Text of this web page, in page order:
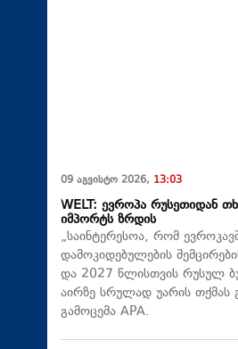
09 აგვისტო 2026, 13:03
WELT: ევროპა რუსეთიდან
იმპორტს ზრდის
„საინტერესოა, რომ
დამოკიდებულების
და 2027 წლისთვის რუსულ
აირზე სრულად უარის თქმას
გამოცემა APA.